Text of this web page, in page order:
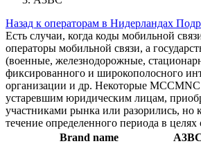
Назад к операторам в Нидерландах
Есть случаи, когда коды мобильной
операторы мобильной связи, а
(военные, железнодорожные,
фиксированного и широкополосного
организации и др. Некоторые
устаревшим юридическим лицам,
участниками рынка или разорились, но
течение определенного периода в
Brand name